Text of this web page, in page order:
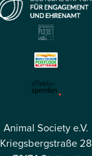
Animal Society e.V.
Kriegsbergstraße 28